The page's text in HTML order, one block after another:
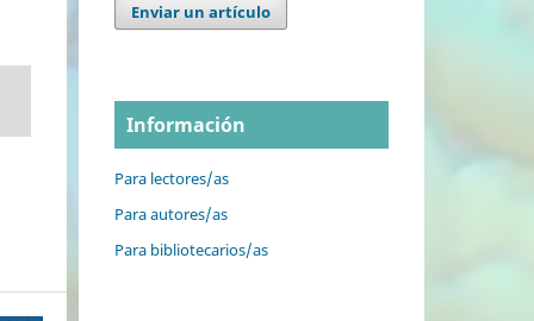
Enviar un artículo
Información
Para lectores/as
Para autores/as
Para bibliotecarios/as